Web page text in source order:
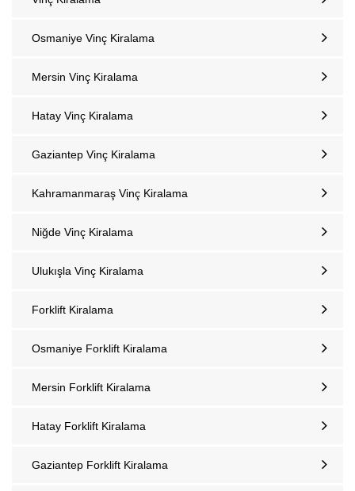
Osmaniye Vinç Kiralama
Mersin Vinç Kiralama
Hatay Vinç Kiralama
Gaziantep Vinç Kiralama
Kahramanmaraş Vinç Kiralama
Niğde Vinç Kiralama
Ulukışla Vinç Kiralama
Forklift Kiralama
Osmaniye Forklift Kiralama
Mersin Forklift Kiralama
Hatay Forklift Kiralama
Gaziantep Forklift Kiralama